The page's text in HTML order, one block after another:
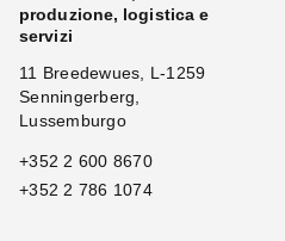
produzione, logistica e
servizi
11 Breedewues, L-1259
Senningerberg,
Lussemburgo
+352 2 600 8670
+352 2 786 1074